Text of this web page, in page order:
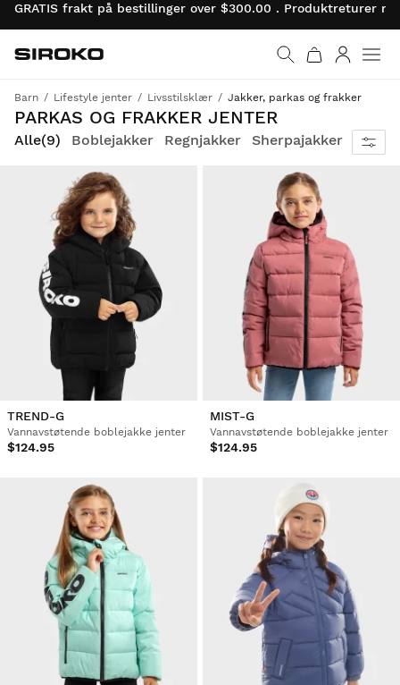
GRATIS frakt på bestillinger over $300.00 . Produktreturer
Gå til startsiden
Siroko.com
Barn Lifestyle jenter Livsstilsklær Jakker, parkas og frakker
PARKAS OG FRAKKER JENTER
Alle(9) Boblejakker Regnjakker Sherpajakker
TREND-G
Vannavstøtende boblejakke jenter
$124.95
MIST-G
Vannavstøtende boblejakke jenter
$124.95